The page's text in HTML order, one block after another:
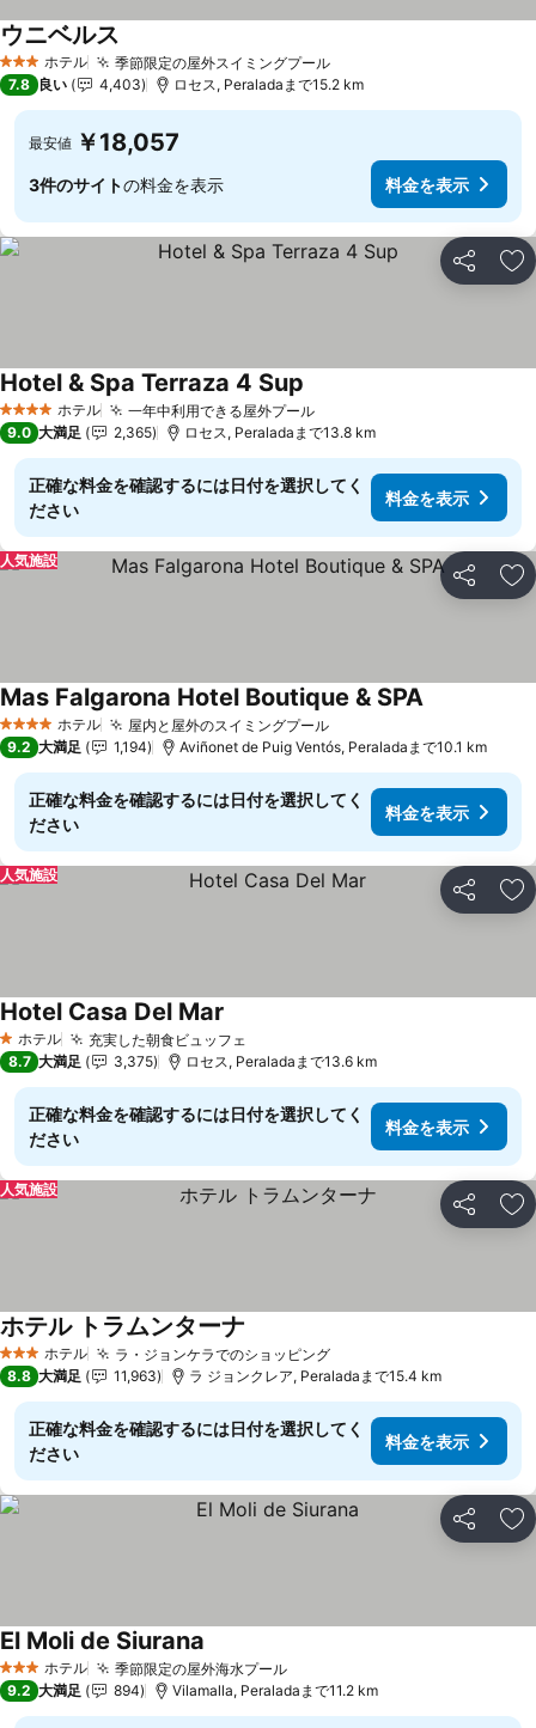
3 ホテルのランク
ホテル 季節限定の屋外スイミングプール料金を表示
ウニベルス
7.8 良い 4,403 ロセス, Peraladaまで15.2 km
最安値 ￥18,057
3件のサイトの料金を表示 料金を表示
シェア お
4 ホテルのランク
ホテル 一年中利用できる屋外プール料金を表示
Hotel & Spa Terraza 4 Sup
9.0 大満足 2,365 ロセス, Peraladaまで13.8 km
正確な料金を確認するには日付を選択してく
ださい
料金を表示
シェア お
人気施設
4 ホテルのランク
ホテル 屋内と屋外のスイミングプール料金を表示
Mas Falgarona Hotel Boutique & SPA料金を表示
9.2 大満足 1,194 Aviñonet de Puig Ventós, Peraladaまで10.1 km
正確な料金を確認するには日付を選択してく
ださい
料金を表示
シェア お
人気施設
1 ホテルのランク
ホテル 充実した朝食ビュッフェ
Hotel Casa Del Mar
8.7 大満足 3,375 ロセス, Peraladaまで13.6 km
正確な料金を確認するには日付を選択してく
ださい
料金を表示
シェア お
人気施設
3 ホテルのランク
ホテル ラ・ジョンケラでのショッピング料金を表示
ホテル トラムンターナ
8.8 大満足 11,963 ラ ジョンクレア, Peraladaまで15.4 km
正確な料金を確認するには日付を選択してく
ださい
料金を表示
シェア お
3 ホテルのランク
ホテル 季節限定の屋外海水プール料金を表示
El Moli de Siurana
9.2 大満足 894 Vilamalla, Peraladaまで11.2 km